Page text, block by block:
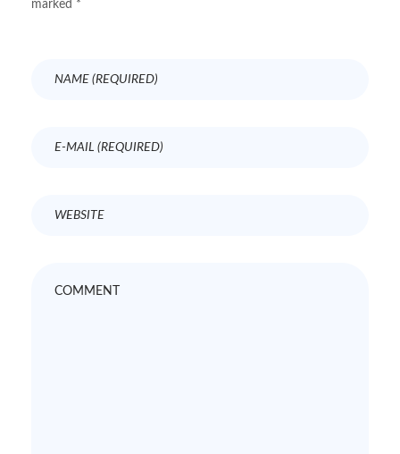
marked *